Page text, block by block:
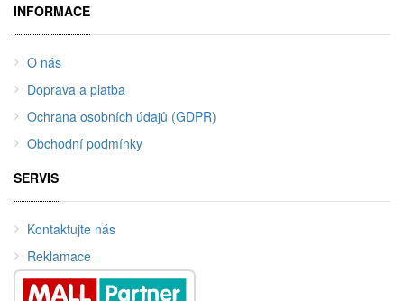
INFORMACE
O nás
Doprava a platba
Ochrana osobních údajů (GDPR)
Obchodní podmínky
SERVIS
Kontaktujte nás
Reklamace